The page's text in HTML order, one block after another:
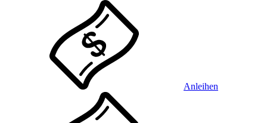
Anleihen